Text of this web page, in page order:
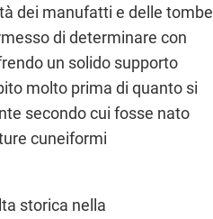
dei manufatti e delle tombe
di determinare con
un solido supporto
molto prima di quanto si
secondo cui fosse nato
cuneiformi
storica nella